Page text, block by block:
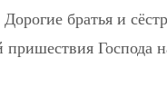
братья и
пришествия